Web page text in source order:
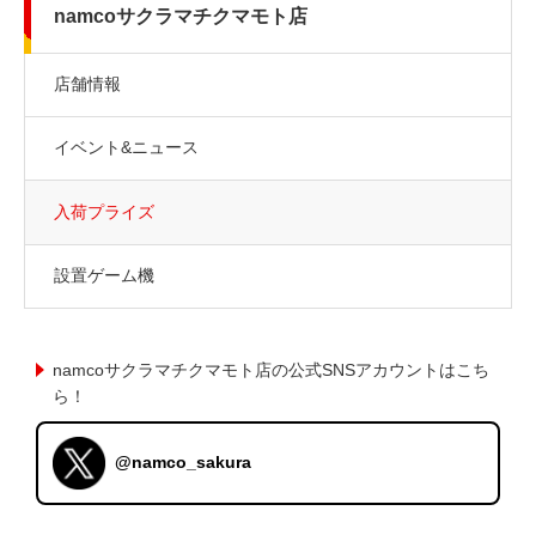
namcoサクラマチクマモト店
店舗情報
イベント&ニュース
入荷プライズ
設置ゲーム機
namcoサクラマチクマモト店の公式SNSアカウントはこち
ら！
@namco_sakura